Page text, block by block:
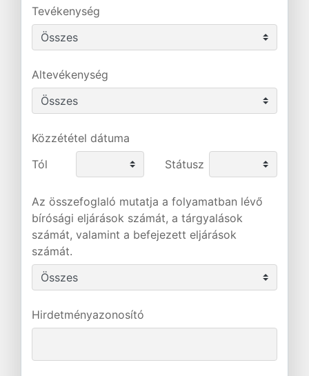
Tevékenység
Altevékenység
Közzététel dátuma
Tól
Státusz
Az összefoglaló mutatja a folyamatban lévő
bírósági eljárások számát, a tárgyalások
számát, valamint a befejezett eljárások
számát.
Hirdetményazonosító